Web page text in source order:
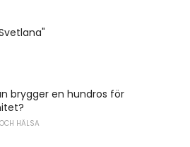
brygger en hundros för
HÄLSA